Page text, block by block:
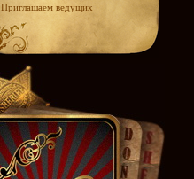
Приглашаем ведущих